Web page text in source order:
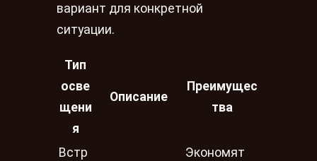
вариант для конкретной
ситуации.
Тип
осве
щени
я
Описание
Преимущес
тва
Встр
Экономят